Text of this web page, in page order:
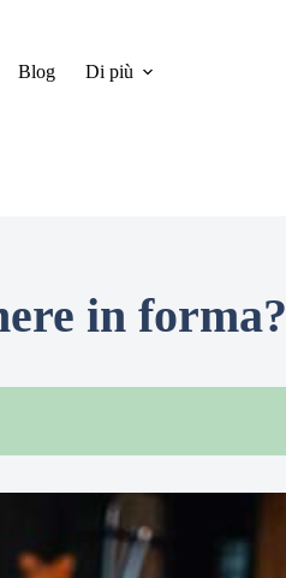
Blog Di più
in forma?